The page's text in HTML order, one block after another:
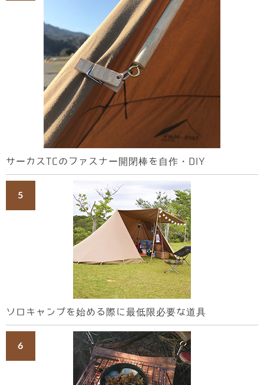
サーカスTCのファスナー開閉棒を自作・DIY
ソロキャンプを始める際に最低限必要な道具